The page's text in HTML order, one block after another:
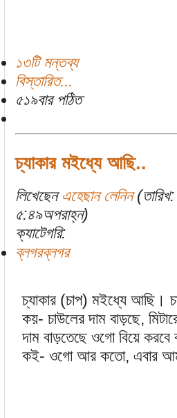
১৩টি মন্তব্য
বিস্তারিত...
৫১৯বার পঠিত
চ্যাকার মইধ্যে আছি..
লিখেছেন এহেছান লেনিন
৫:৪৯অপরাহ্ন)
ক্যাটেগরি:
ব্লগরব্লগর
চ্যাকার (চাপ) মইধ্যে আছি।
কয়- চাউলের দাম বাড়ছে,
দাম বাড়তেছে ওগো বিয়ে
কই- ওগো আর কতো, এবার